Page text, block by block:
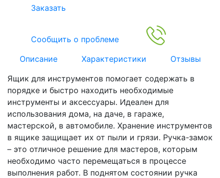
Заказать
Сообщить о проблеме
Описание
Характеристики
Отзывы
Ящик для инструментов помогает содержать в
порядке и быстро находить необходимые
инструменты и аксессуары. Идеален для
использования дома, на даче, в гараже,
мастерской, в автомобиле. Хранение инструментов
в ящике защищает их от пыли и грязи. Ручка-замок
– это отличное решение для мастеров, которым
необходимо часто перемещаться в процессе
выполнения работ. В поднятом состоянии ручка